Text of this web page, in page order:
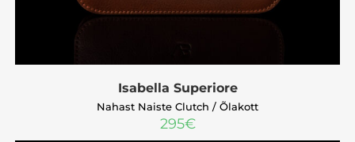
Nahast Naiste Clutch / Õlakott
Isabella Superiore
295€